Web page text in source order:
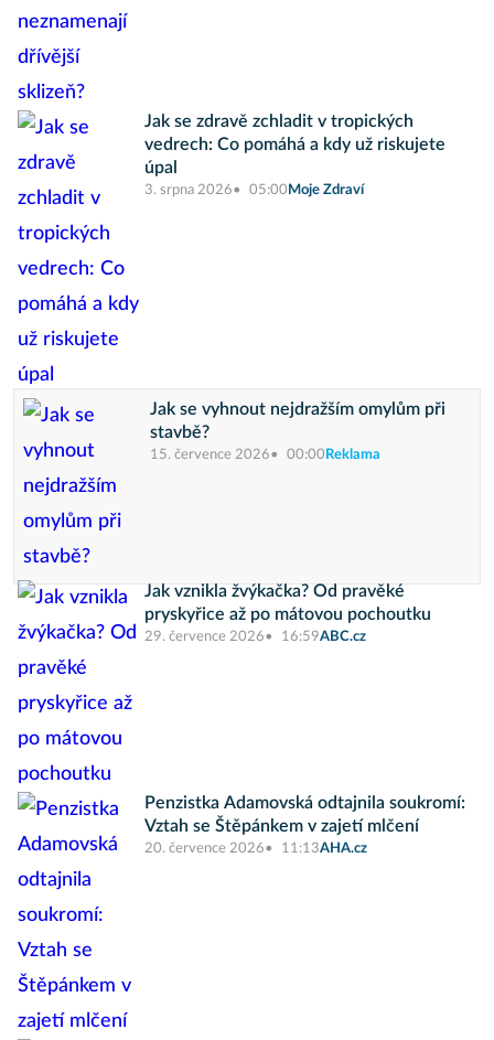
Jak se zdravě zchladit v tropických
vedrech: Co pomáhá a kdy už riskujete
úpal
3. srpna 2026 05:00 Moje Zdraví
Jak se vyhnout nejdražším omylům při
stavbě?
15. července 2026 00:00 Reklama
Jak vznikla žvýkačka? Od pravěké
pryskyřice až po mátovou pochoutku
29. července 2026 16:59ABC.cz
Penzistka Adamovská odtajnila soukromí:
Vztah se Štěpánkem v zajetí mlčení
20. července 2026 11:13AHA.cz